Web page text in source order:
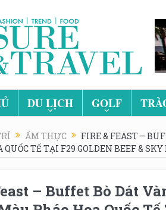
DU LỊCH GOLF
ẨM THỰC
FIRE & FEAST –
TẾ TẠI F29 GOLDEN BEEF & SKY
– Buffet Bò Dát